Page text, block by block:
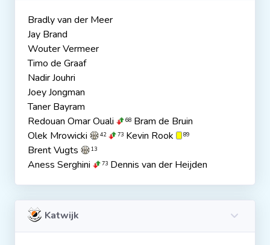
Bradly van der Meer
Jay Brand
Wouter Vermeer
Timo de Graaf
Nadir Jouhri
Joey Jongman
Taner Bayram
Redouan Omar Ouali
68 Bram de Bruin
Olek Mrowicki
42 73 Kevin Rook 89
Brent Vugts 13
Aness Serghini 73 Dennis van der Heijden
Katwijk